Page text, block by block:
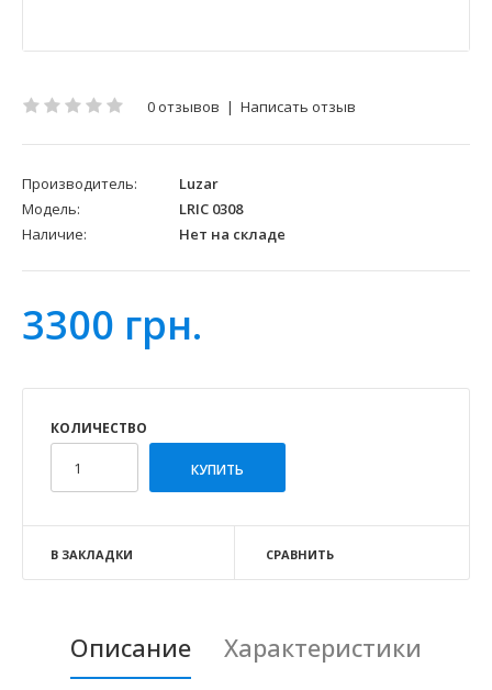
0 отзывов | Написать отзыв
Производитель:
Luzar
Модель:
LRIC 0308
Наличие:
Нет на складе
3300 грн.
КОЛИЧЕСТВО
В ЗАКЛАДКИ СРАВНИТЬ
Описание
Характеристики